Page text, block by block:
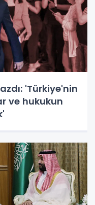
'Türkiye'nin
ve hukukun